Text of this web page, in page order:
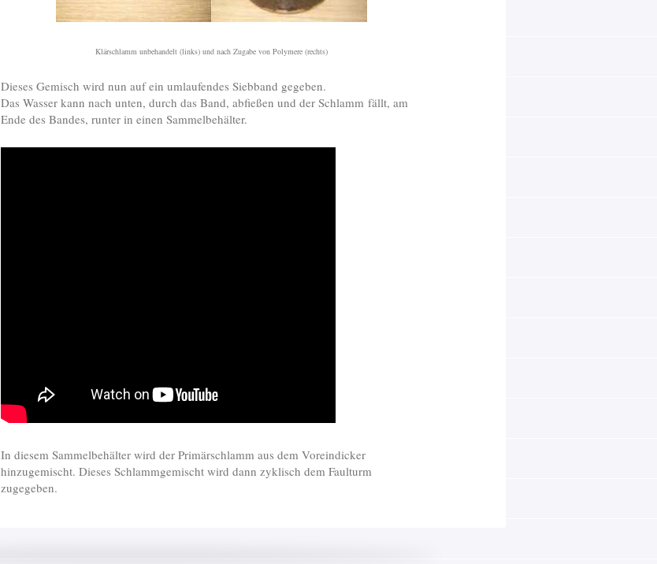
Klärschlamm unbehandelt (links) und nach Zugabe von Polymere (rechts)
Dieses Gemisch wird nun auf ein umlaufendes Siebband gegeben.
Das Wasser kann nach unten, durch das Band, abfießen und der Schlamm fällt, am
Ende des Bandes, runter in einen Sammelbehälter.
In diesem Sammelbehälter wird der Primärschlamm aus dem Voreindicker
hinzugemischt. Dieses Schlammgemischt wird dann zyklisch dem Faulturm
zugegeben.